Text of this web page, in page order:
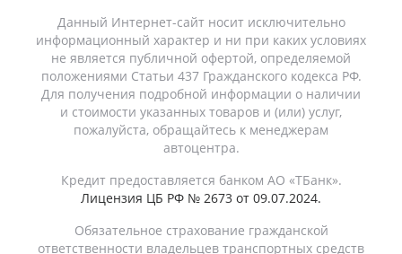
Данный Интернет-сайт носит исключительно
информационный характер и ни при каких условиях
не является публичной офертой, определяемой
положениями Статьи 437 Гражданского кодекса РФ.
Для получения подробной информации о наличии
и стоимости указанных товаров и (или) услуг,
пожалуйста, обращайтесь к менеджерам
автоцентра.
Кредит предоставляется банком АО «ТБанк».
Лицензия ЦБ РФ № 2673 от 09.07.2024.
Обязательное страхование гражданской
ответственности владельцев транспортных средств